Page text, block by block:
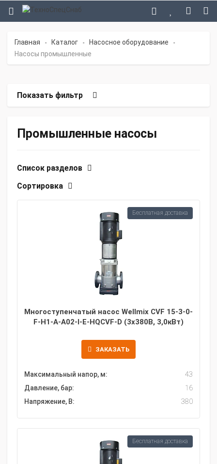
Главная - Каталог - Насосное оборудование -
Насосы промышленные
Показать фильтр
Промышленные насосы
Список разделов
Сортировка
Многоступенчатый насос Wellmix CVF 15-3-0-
F-H1-A-A02-I-E-HQCVF-D (3х380В, 3,0кВт)
ЗАКАЗАТЬ
Максимальный напор, м:
43
Давление, бар:
16
Напряжение, В:
380
Бесплатная доставка
Бесплатная доставка